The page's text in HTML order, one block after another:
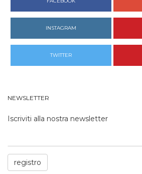
INSTAGRAM
TWITTER
NEWSLETTER
Iscriviti alla nostra newsletter
registro